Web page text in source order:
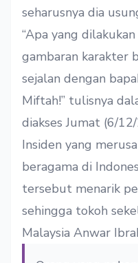
seharusnya dia
“Apa yang
gambaran karakter
sejalan dengan
Miftah!” tulisnya
diakses Jumat (6/
Insiden yang
beragama di
tersebut menarik
sehingga tokoh
Malaysia Anwar